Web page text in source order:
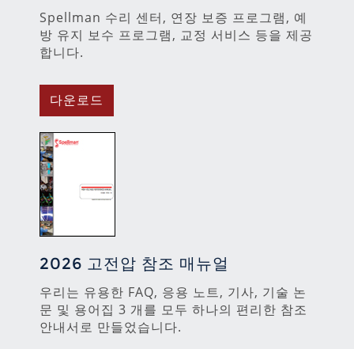
Spellman 수리 센터, 연장 보증 프로그램, 예
방 유지 보수 프로그램, 교정 서비스 등을 제공
합니다.
다운로드
2026 고전압 참조 매뉴얼
우리는 유용한 FAQ, 응용 노트, 기사, 기술 논
문 및 용어집 3 개를 모두 하나의 편리한 참조
안내서로 만들었습니다.